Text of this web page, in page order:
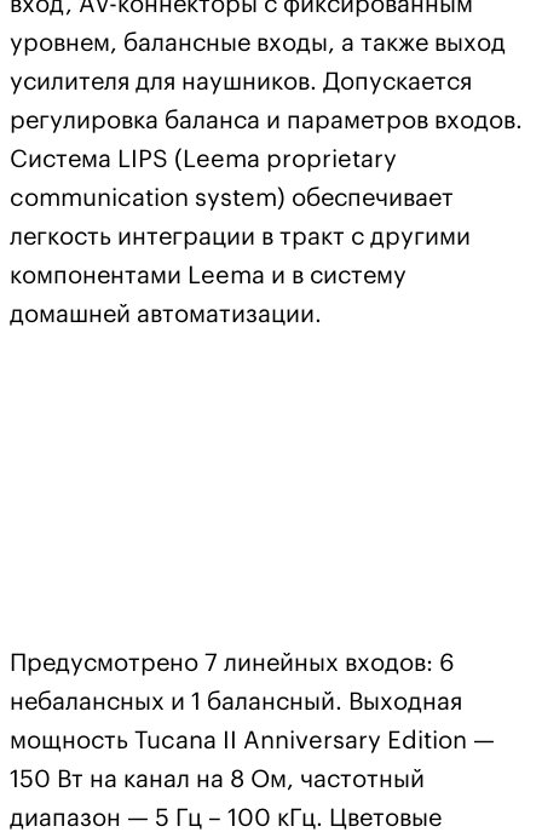
вход, AV-коннекторы с фиксированным
уровнем, балансные входы, а также выход
усилителя для наушников. Допускается
регулировка баланса и параметров входов.
Система LIPS (Leema proprietary
communication system) обеспечивает
легкость интеграции в тракт с другими
компонентами Leema и в систему
домашней автоматизации.
Предусмотрено 7 линейных входов: 6
небалансных и 1 балансный. Выходная
мощность Tucana II Anniversary Edition —
150 Вт на канал на 8 Ом, частотный
диапазон — 5 Гц – 100 кГц. Цветовые